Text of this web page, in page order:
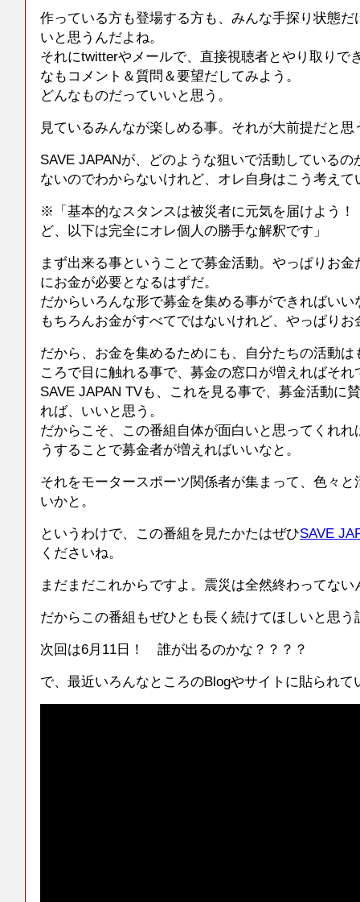
作っている方も登場する方も、みんな手探り状態
いと思うんだよね。
それにtwitterやメールで、直接視聴者とやり取りで
なもコメント＆質問＆要望だしてみよう。
どんなものだっていいと思う。
見ているみんなが楽しめる事。それが大前提だと思
SAVE JAPANが、どのような狙いで活動している
ないのでわからないけれど、オレ自身はこう考えて
※「基本的なスタンスは被災者に元気を届けよう
ど、以下は完全にオレ個人の勝手な解釈です」
まず出来る事ということで募金活動。やっぱりお
にお金が必要となるはずだ。
だからいろんな形で募金を集める事ができればいい
もちろんお金がすべてではないけれど、やっぱり
だから、お金を集めるためにも、自分たちの活動
ころで目に触れる事で、募金の窓口が増えればそ
SAVE JAPAN TVも、これを見る事で、募金活動に
れば、いいと思う。
だからこそ、この番組自体が面白いと思ってくれ
うすることで募金者が増えればいいなと。
それをモータースポーツ関係者が集まって、色々
いかと。
というわけで、この番組を見たかたはぜひSAVE
くださいね。
まだまだこれからですよ。震災は全然終わってない
だからこの番組もぜひとも長く続けてほしいと思う
次回は6月11日！ 誰が出るのかな？？？？
で、最近いろんなところのBlogやサイトに貼られて